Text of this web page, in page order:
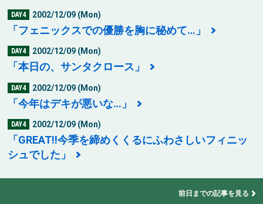
DAY4 2002/12/09 (Mon)
「フェニックスでの優勝を胸に秘めて…」
DAY4 2002/12/09 (Mon)
「本日の、サンタクロース」
DAY4 2002/12/09 (Mon)
「今年はデキが悪いな…」
DAY4 2002/12/09 (Mon)
「GREAT!!今季を締めくくるにふわさしいフィニッ
シュでした」
前日までの記事を見る